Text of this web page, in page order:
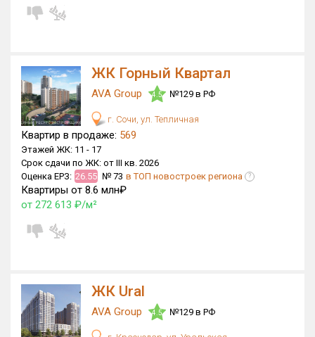
ЖК Горный Квартал
AVA Group 4.5 №129 в РФ
г. Сочи, ул. Тепличная
Квартир в продаже: 569
Этажей ЖК: 11 - 17
Срок сдачи по ЖК: от III кв. 2026
Оценка ЕРЗ: 26.55 № 73 в ТОП новостроек региона ?
Квартиры от 8.6 млн₽
от 272 613 ₽/м²
ЖК Ural
AVA Group 4.5 №129 в РФ